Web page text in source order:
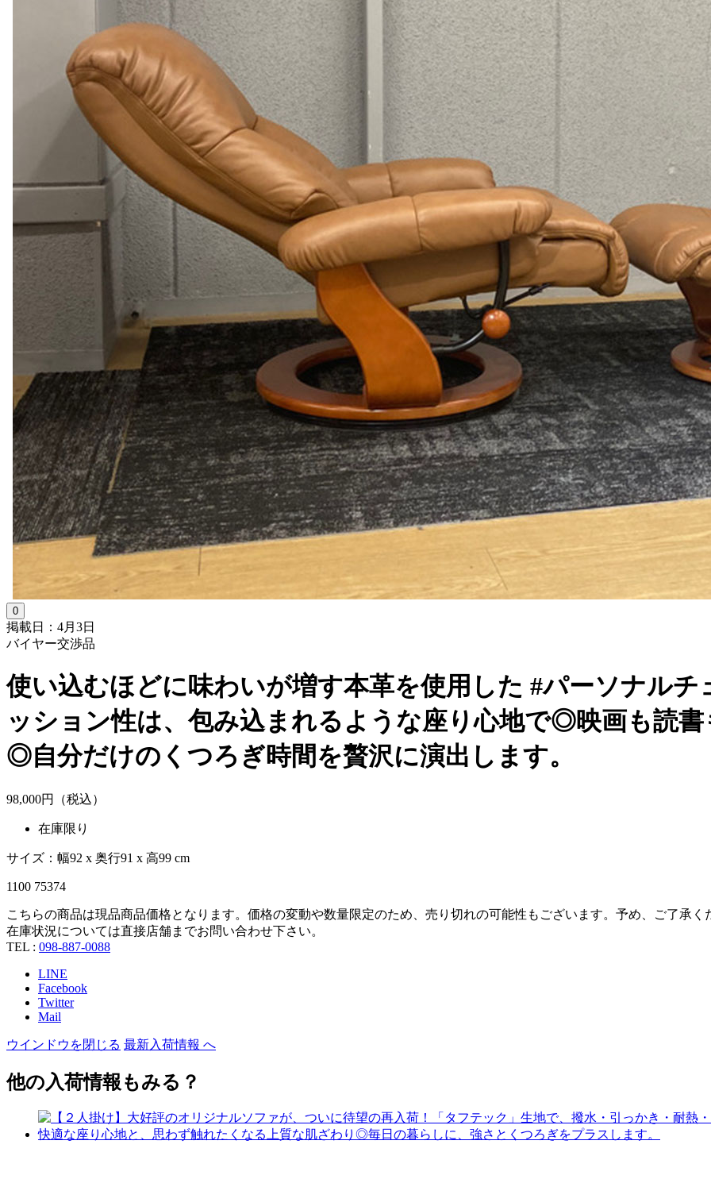
0
掲載日：4月3日
バイヤー交渉品
使い込むほどに味わいが増す本革を使用した #パーソナル
ッション性は、包み込まれるような座り心地で◎映画も読
◎自分だけのくつろぎ時間を贅沢に演出します。
98,000円（税込）
在庫限り
サイズ：幅92 x 奥行91 x 高99 cm
1100 75374
こちらの商品は現品商品価格となります。価格の変動や数量限定のため、売り切れの可能性もございます。予め、ご了承く
在庫状況については直接店舗までお問い合わせ下さい。
TEL : 098-887-0088
LINE
Facebook
Twitter
Mail
ウインドウを閉じる 最新入荷情報 へ
他の入荷情報もみる？